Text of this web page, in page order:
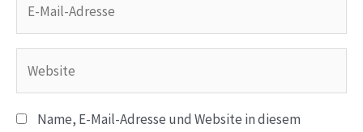
Mail-
Adresse
Name, E-Mail-Adresse und Website in diesem